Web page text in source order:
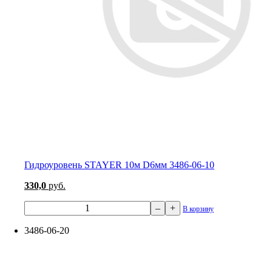
Гидроуровень STAYER 10м D6мм 3486-06-10
330,0 руб.
– + В корзину
3486-06-20